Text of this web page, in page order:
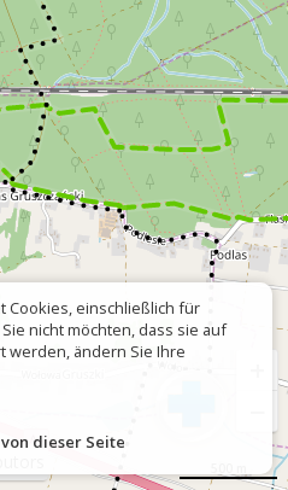
Cookies, einschließlich für
nicht möchten, dass sie auf
werden, ändern Sie Ihre
dieser Seite